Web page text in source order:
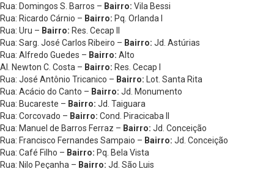
Rua: Domingos S. Barros – Bairro: Vila Bessi
Rua: Ricardo Cárnio – Bairro: Pq. Orlanda I
Rua: Uru – Bairro: Res. Cecap II
Rua: Sarg. José Carlos Ribeiro – Bairro: Jd. Astúrias
Rua: Alfredo Guedes – Bairro: Alto
Al. Newton C. Costa – Bairro: Res. Cecap I
Rua: José Antônio Tricanico – Bairro: Lot. Santa Rita
Rua: Acácio do Canto – Bairro: Jd. Monumento
Rua: Bucareste – Bairro: Jd. Taiguara
Rua: Corcovado – Bairro: Cond. Piracicaba II
Rua: Manuel de Barros Ferraz – Bairro: Jd. Conceição
Rua: Francisco Fernandes Sampaio – Bairro: Jd. Conceição
Rua: Café Filho – Bairro: Pq. Bela Vista
Rua: Nilo Peçanha – Bairro: Jd. São Luis